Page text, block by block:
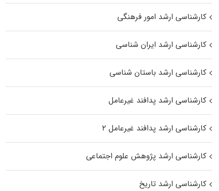
کارشناسی ارشد امور فرهنگی
کارشناسی ارشد ایران شناسی
کارشناسی ارشد باستان شناسی
کارشناسی ارشد پدافند غیرعامل
کارشناسی ارشد پدافند غیرعامل ۲
کارشناسی ارشد پژوهش علوم اجتماعی
کارشناسی ارشد تاریخ